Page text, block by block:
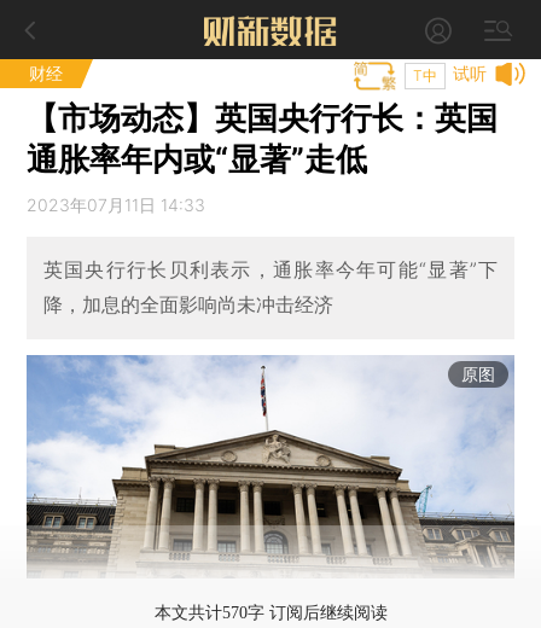
财经 试听
T中
【市场动态】英国央行行长：英国
通胀率年内或“显著”走低
2023年07月11日 14:33
英国央行行长贝利表示，通胀率今年可能“显著”下
降，加息的全面影响尚未冲击经济
原图
本文共计570字 订阅后继续阅读